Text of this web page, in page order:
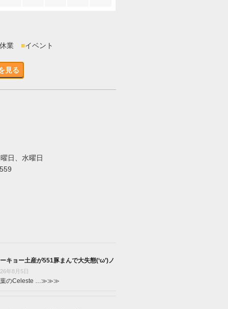
業 ■イベント
見る
日、水曜日
キョー土産が551豚まんで大失態(‘ω’)ノ
年8月5日
のCeleste …≫≫≫